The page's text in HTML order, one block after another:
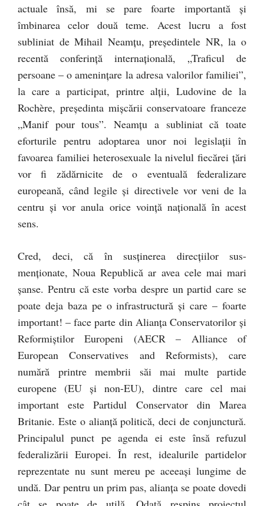
actuale însă, mi se pare foarte importantă și
îmbinarea celor două teme. Acest lucru a fost
subliniat de Mihail Neamțu, președintele NR, la o
recentă conferință internațională, „Traficul de
persoane – o amenințare la adresa valorilor familiei”,
la care a participat, printre alții, Ludovine de la
Rochère, președinta mișcării conservatoare franceze
„Manif pour tous”. Neamțu a subliniat că toate
eforturile pentru adoptarea unor noi legislații în
favoarea familiei heterosexuale la nivelul fiecărei țări
vor fi zădărnicite de o eventuală federalizare
europeană, când legile și directivele vor veni de la
centru și vor anula orice voință națională în acest
sens.
Cred, deci, că în susținerea direcțiilor sus-
menționate, Noua Republică ar avea cele mai mari
șanse. Pentru că este vorba despre un partid care se
poate deja baza pe o infrastructură și care – foarte
important! – face parte din Alianța Conservatorilor și
Reformiștilor Europeni (AECR – Alliance of
European Conservatives and Reformists), care
numără printre membrii săi mai multe partide
europene (EU și non-EU), dintre care cel mai
important este Partidul Conservator din Marea
Britanie. Este o alianță politică, deci de conjunctură.
Principalul punct pe agenda ei este însă refuzul
federalizării Europei. În rest, idealurile partidelor
reprezentate nu sunt mereu pe aceeași lungime de
undă. Dar pentru un prim pas, alianța se poate dovedi